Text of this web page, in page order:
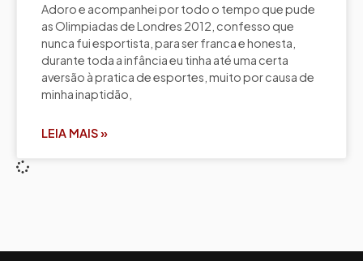
Adoro e acompanhei por todo o tempo que pude
as Olimpiadas de Londres 2012, confesso que
nunca fui esportista, para ser franca e honesta,
durante toda a infância eu tinha até uma certa
aversão à pratica de esportes, muito por causa de
minha inaptidão,
LEIA MAIS »